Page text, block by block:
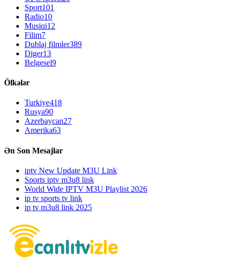
Sport101
Radio10
Musiqi12
Filim7
Dublaj filmler389
Diger13
Belgesel9
Ölkələr
Turkiye418
Rusya90
Azerbaycan27
Amerika63
Ən Son Mesajlar
iptv New Update M3U Link
Sports iptv m3u8 link
World Wide IPTV M3U Playlist 2026
ip tv sports tv link
ip tv m3u8 link 2025